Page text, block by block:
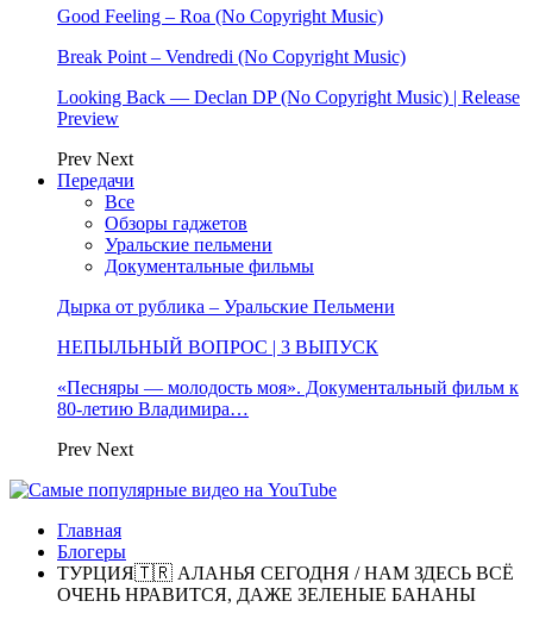
Good Feeling – Roa (No Copyright Music)
Break Point – Vendredi (No Copyright Music)
Looking Back — Declan DP (No Copyright Music) | Release
Preview
Prev Next
Передачи
Все
Обзоры гаджетов
Уральские пельмени
Документальные фильмы
Дырка от рублика – Уральские Пельмени
НЕПЫЛЬНЫЙ ВОПРОС | 3 ВЫПУСК
«Песняры — молодость моя». Документальный фильм к
80-летию Владимира…
Prev Next
Главная
Блогеры
ТУРЦИЯ🇹🇷 АЛАНЬЯ СЕГОДНЯ / НАМ ЗДЕСЬ ВСË
ОЧЕНЬ НРАВИТСЯ, ДАЖЕ ЗЕЛЕНЫЕ БАНАНЫ